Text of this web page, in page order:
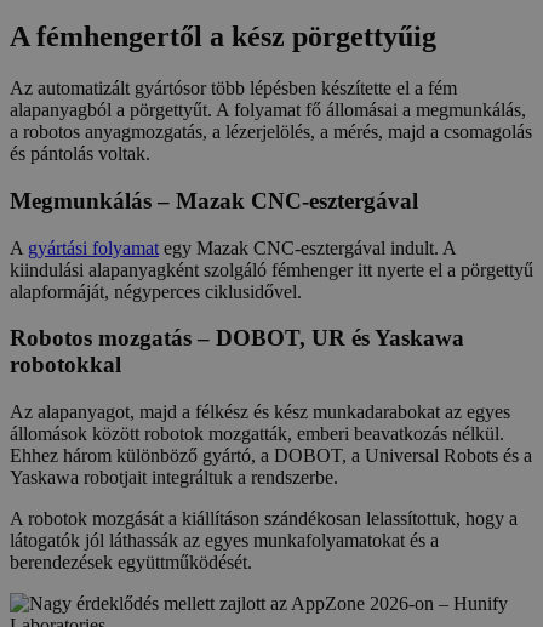
A fémhengertől a kész pörgettyűig
Az automatizált gyártósor több lépésben készítette el a fém
alapanyagból a pörgettyűt. A folyamat fő állomásai a megmunkálás,
a robotos anyagmozgatás, a lézerjelölés, a mérés, majd a csomagolás
és pántolás voltak.
Megmunkálás – Mazak CNC-esztergával
A gyártási folyamat egy Mazak CNC-esztergával indult. A
kiindulási alapanyagként szolgáló fémhenger itt nyerte el a pörgettyű
alapformáját, négyperces ciklusidővel.
Robotos mozgatás – DOBOT, UR és Yaskawa
robotokkal
Az alapanyagot, majd a félkész és kész munkadarabokat az egyes
állomások között robotok mozgatták, emberi beavatkozás nélkül.
Ehhez három különböző gyártó, a DOBOT, a Universal Robots és a
Yaskawa robotjait integráltuk a rendszerbe.
A robotok mozgását a kiállításon szándékosan lelassítottuk, hogy a
látogatók jól láthassák az egyes munkafolyamatokat és a
berendezések együttműködését.